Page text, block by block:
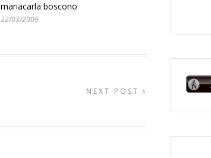
mariacarla boscono
22/03/2009
NEXT POST